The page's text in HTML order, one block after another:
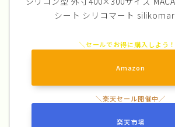
シート シリコマート
Amazon
楽天市場